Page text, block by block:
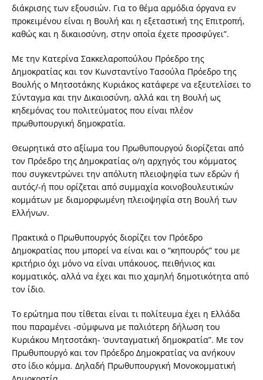
διάκρισης των εξουσιών. Για το θέμα αρμόδια όργανα εν
προκειμένου είναι η Βουλή και η εξεταστική της Επιτροπή,
καθώς και η δικαιοσύνη, στην οποία έχετε προσφύγει”.
Με την Κατερίνα Σακκελαροπούλου Πρόεδρο της
Δημοκρατίας και τον Κωνσταντίνο Τασούλα Πρόεδρο της
Βουλής ο Μητσοτάκης Κυριάκος κατάφερε να εξευτελίσει το
Σύνταγμα και την Δικαιοσύνη, αλλά και τη Βουλή ως
κηδεμόνας του πολιτεύματος που είναι πλέον
πρωθυπουργική δημοκρατία.
Θεωρητικά στο αξίωμα του Πρωθυπουργού διορίζεται από
τον Πρόεδρο της Δημοκρατίας ο/η αρχηγός του κόμματος
που συγκεντρώνει την απόλυτη πλειοψηφία των εδρών ή
αυτός/-ή που ορίζεται από συμμαχία κοινοβουλευτικών
κομμάτων με διαμορφωμένη πλειοψηφία στη Βουλή των
Ελλήνων.
Πρακτικά ο Πρωθυπουργός διορίζει τον Πρόεδρο
Δημοκρατίας που μπορεί να είναι και ο “κηπουρός” του με
κριτήριο όχι μόνο να είναι υπάκουος, πειθήνιος και
κομματικός, αλλά να έχει και πιο χαμηλή δημοτικότητα από
τον ίδιο.
Το ερώτημα που τίθεται είναι τι πολίτευμα έχει η Ελλάδα
που παραμένει -σύμφωνα με παλιότερη δήλωση του
Κυριάκου Μητσοτάκη- ‘συνταγματική δημοκρατία”. Με τον
Πρωθυπουργό και τον Πρόεδρο Δημοκρατίας να ανήκουν
στο ίδιο κόμμα. Δηλαδή Πρωθυπουργική Μονοκομματική